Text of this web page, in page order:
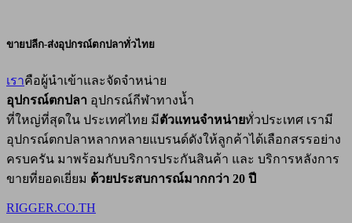
ขายปลีก-ส่งอุปกรณ์ตกปลาทั่วไทย
เราคือผู้นำเข้าและจัดจำหน่าย
อุปกรณ์ตกปลา อุปกรณ์กีฬาทางน้ำ
ที่ใหญ่ที่สุดใน ประเทศไทย มีตัวแทนจำหน่ายทั่วประเทศ เรามี
อุปกรณ์ตกปลาหลากหลายแบรนด์ดังให้ลูกค้าได้เลือกสรรอย่าง
ครบครัน มาพร้อมกับบริการประกันสินค้า และ บริการหลังการ
ขายที่ยอดเยี่ยม ด้วยประสบการณ์มากกว่า 20 ปี
RIGGER.CO.TH